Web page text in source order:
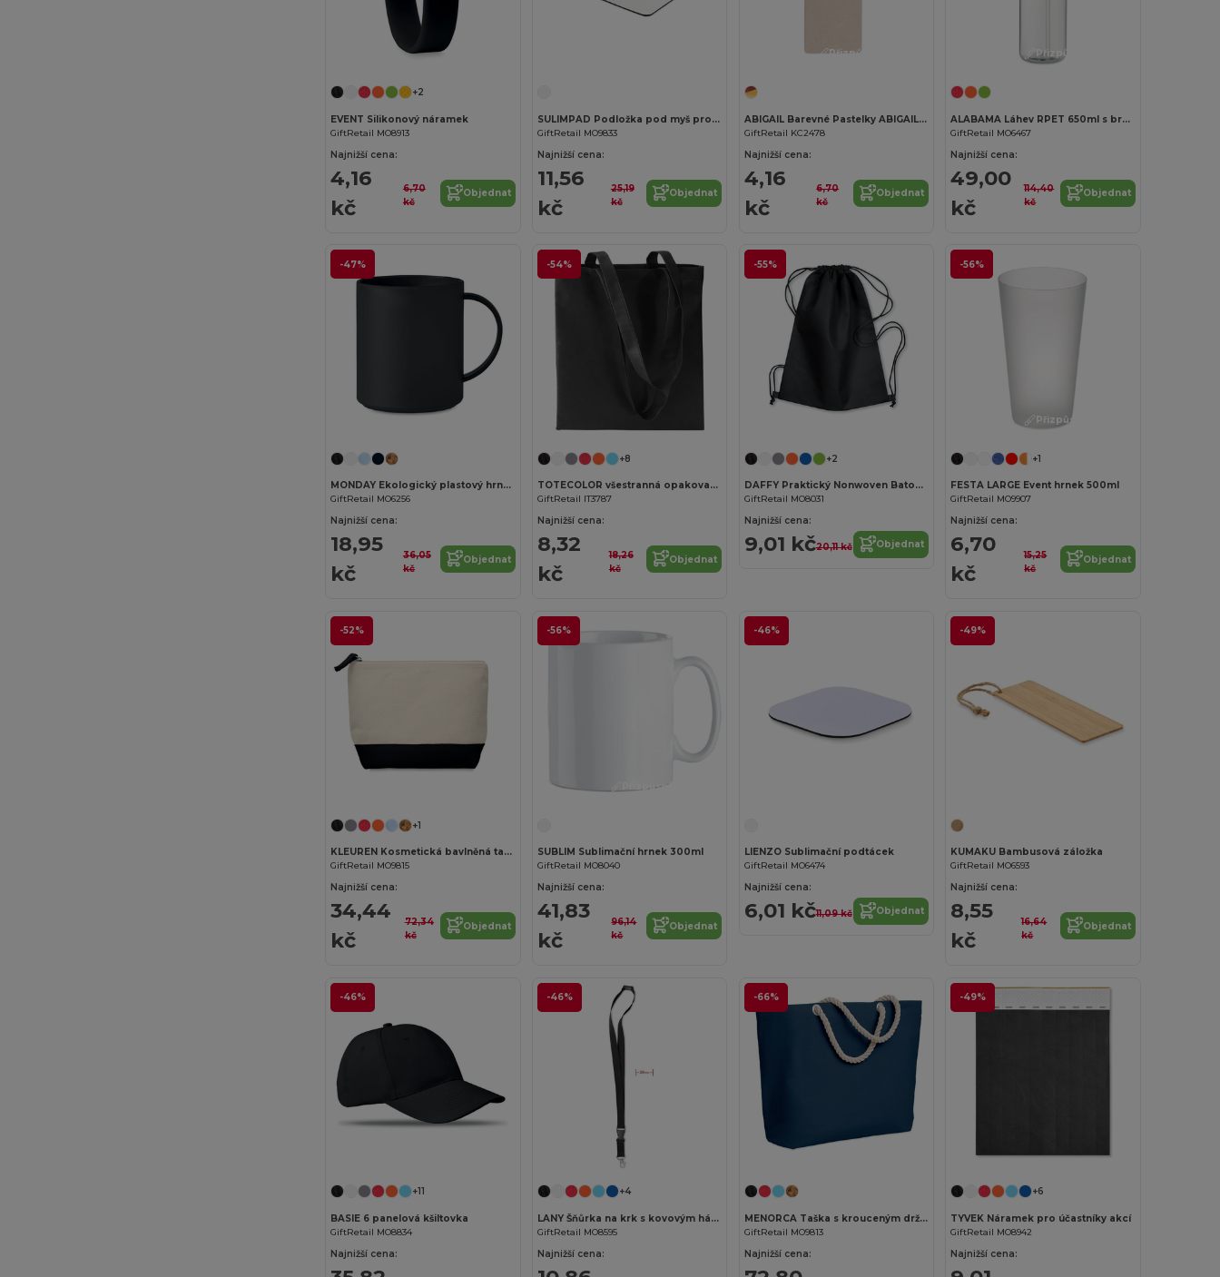
+2
EVENT Silikonový náramek
GiftRetail MO8913
Najnižší cena:
4,16
kč
6,70
kč
Objednat
SULIMPAD Podložka pod myš pro sublimaci
GiftRetail MO9833
Najnižší cena:
11,56
kč
25,19
kč
Objednat
Přizpůsobte si to!
ABIGAIL Barevné Pastelky ABIGAIL v Kartonové Krabičce
GiftRetail KC2478
Najnižší cena:
4,16
kč
6,70
kč
Objednat
Přizpůsobte si to!
ALABAMA Láhev RPET 650ml s brčkem
GiftRetail MO6467
Najnižší cena:
49,00
kč
114,40
kč
Objednat
-47%
MONDAY Ekologický plastový hrnek 300 ml
GiftRetail MO6256
Najnižší cena:
18,95
kč
36,05
kč
Objednat
-54%
+8
TOTECOLOR všestranná opakovaně použitelná nákupní a plážová taška
GiftRetail IT3787
Najnižší cena:
8,32
kč
18,26
kč
Objednat
-55%
+2
DAFFY Praktický Nonwoven Batoh s Šňůrkou 80g/m²
GiftRetail MO8031
Najnižší cena:
9,01 kč20,11 kč Objednat
-56%
Přizpůsobte si to!
+1
FESTA LARGE Event hrnek 500ml
GiftRetail MO9907
Najnižší cena:
6,70
kč
15,25
kč
Objednat
-52%
+1
KLEUREN Kosmetická bavlněná taštička
GiftRetail MO9815
Najnižší cena:
34,44
kč
72,34
kč
Objednat
-56%
Přizpůsobte si to!
SUBLIM Sublimační hrnek 300ml
GiftRetail MO8040
Najnižší cena:
41,83
kč
96,14
kč
Objednat
-46%
LIENZO Sublimační podtácek
GiftRetail MO6474
Najnižší cena:
6,01 kč11,09 kč Objednat
-49%
KUMAKU Bambusová záložka
GiftRetail MO6593
Najnižší cena:
8,55
kč
16,64
kč
Objednat
-46%
+11
BASIE 6 panelová kšiltovka
GiftRetail MO8834
Najnižší cena:
-46%
+4
LANY Šňůrka na krk s kovovým hákem
GiftRetail MO8595
Najnižší cena:
-66%
MENORCA Taška s krouceným držadlem
GiftRetail MO9813
Najnižší cena:
-49%
+6
TYVEK Náramek pro účastníky akcí
GiftRetail MO8942
Najnižší cena: